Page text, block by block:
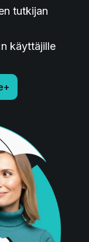
tutkijan
käyttäjille